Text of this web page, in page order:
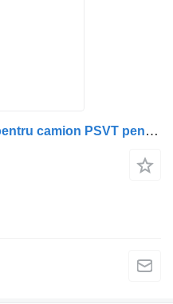
Monitor Ecran pentru șofer pentru camion PSVT pentru Mercedes-Benz AE-TM70H